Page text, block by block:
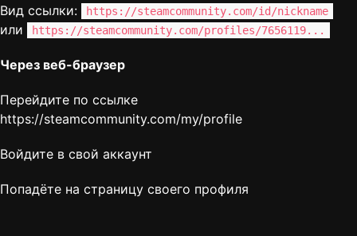
Вид ссылки:
https://steamcommunity.com/id/nickname
или https://steamcommunity.com/profiles/7656119...
Через веб-браузер
Перейдите по ссылке
https://steamcommunity.com/my/profile
Войдите в свой аккаунт
Попадёте на страницу своего профиля